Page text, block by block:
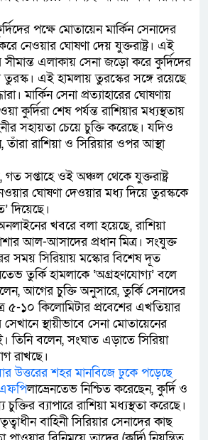
পক্ষে মোতায়েন মার্কিন সেনাদের
নেওয়ার ঘোষণা দেয় যুক্তরাষ্ট্র। এই
সীমান্ত এলাকায় সেনা জড়ো করে কুর্দিদের
এই হামলায় তুরস্কের সঙ্গে রয়েছে
মার্কিন সেনা প্রত্যাহারের ঘোষণায়
কুর্দিরা শেষ পর্যন্ত রাশিয়ার মধ্যস্থতায়
সহায়তা চেয়ে চুক্তি করেছে। যদিও
তাঁরা রাশিয়া ও সিরিয়ার ওপর আস্থা
সপ্তাহে ওই অঞ্চল থেকে যুক্তরাষ্ট্র
ঘোষণা দেওয়ার মধ্য দিয়ে তুরস্ককে
দিয়েছে।
খবরে বলা হয়েছে, রাশিয়া
আল-আসাদের প্রধান মিত্র। সংযুক্ত
সিরিয়ায় মস্কোর বিশেষ দূত
তুর্কি হামলাকে ‘অগ্রহণযোগ্য’ বলে
আগের চুক্তি অনুসারে, তুর্কি সেনাদের
৫-১০ কিলোমিটার প্রবেশের এখতিয়ার
স্থায়ীভাবে সেনা মোতায়েনের
বলেন, সংঘাত এড়াতে সিরিয়া
রাখছে।
উত্তরের শহর মানবিজে ঢুকে পড়েছে
লাভ্রেনতেভ নিশ্চিত করেছেন, কুর্দি ও
ব্যাপারে রাশিয়া মধ্যস্থতা করেছে।
বাহিনী সিরিয়ার সেনাদের কাছ